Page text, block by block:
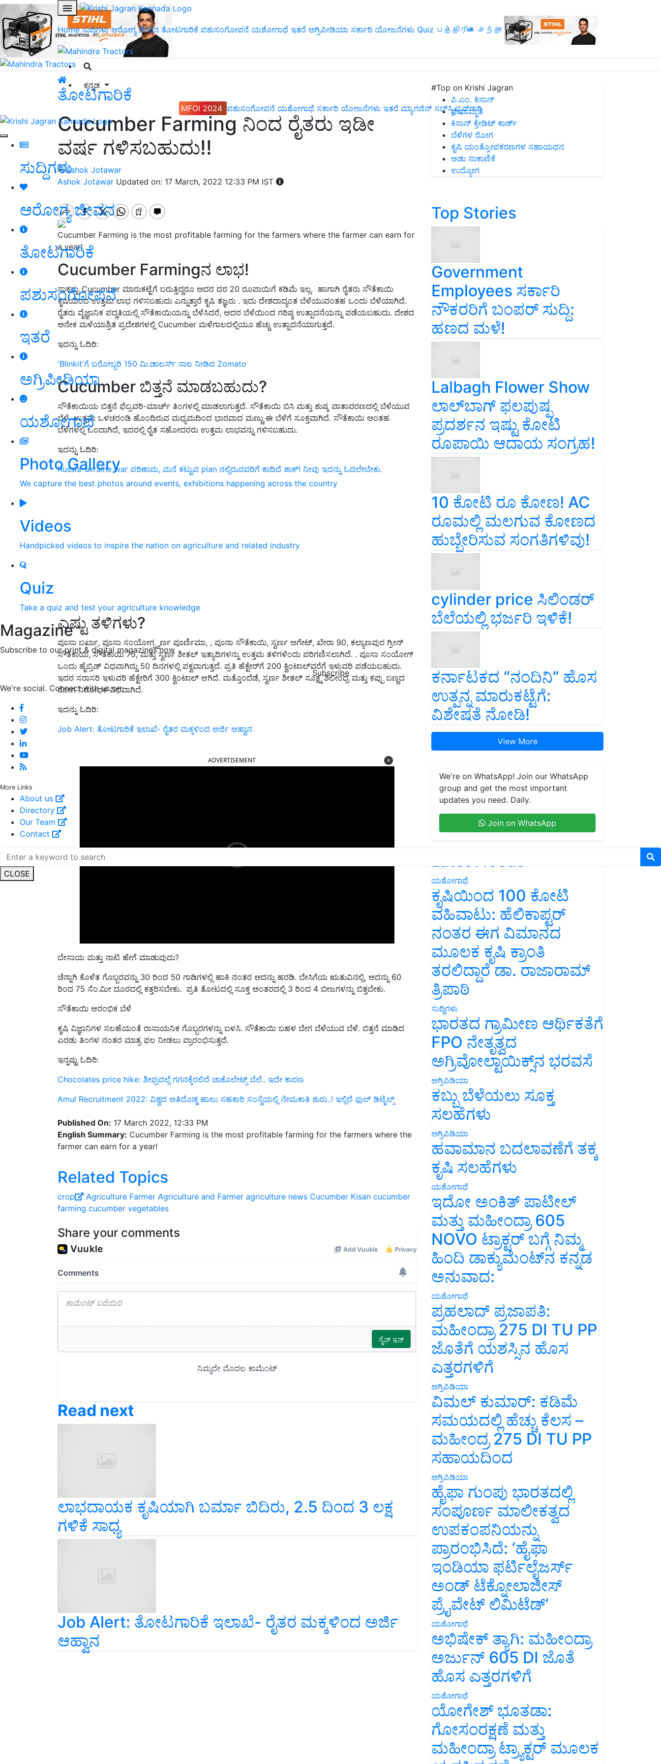
Home ಸುದ್ದಿಗಳು ಆರೋಗ್ಯ ಜೀವನ ತೋಟಗಾರಿಕೆ ಪಶುಸಂಗೋಪನೆ ಯಶೋಗಾಥೆ ಇತರೆ ಅಗ್ರಿಪೀಡಿಯಾ ಸರ್ಕಾರಿ ಯೋಜನೆಗಳು Quiz பத்திரிகை சந்தா
ಕನ್ನಡ
MFOI 2024 ಪಶುಸಂಗೋಪನೆ ಯಶೋಗಾಥೆ ಸರ್ಕಾರಿ ಯೋಜನೆಗಳು ಇತರೆ ಮ್ಯಾಗಜಿನ್‌ ಸಬ್‌ಸ್ಕ್ರಿಪ್ಷನ್‌ಗಾಗಿ
ಸುದ್ದಿಗಳು
ಆರೋಗ್ಯ ಜೀವನ
ತೋಟಗಾರಿಕೆ
ಪಶುಸಂಗೋಪನೆ
ಇತರೆ
ಅಗ್ರಿಪೀಡಿಯಾ
ಯಶೋಗಾಥೆ
Photo Gallery
We capture the best photos around events, exhibitions happening across the country
Videos
Handpicked videos to inspire the nation on agriculture and related industry
Quiz
Take a quiz and test your agriculture knowledge
Magazine
Subscribe to our print & digital magazines now
Subscribe
We're social. Connect with us on:
More Links
About us
Directory
Our Team
Contact
CLOSE
ತೋಟಗಾರಿಕೆ
Cucumber Farming ನಿಂದ ರೈತರು ಇಡೀ
ವರ್ಷ ಗಳಿಸಬಹುದು!!
Ashok Jotawar Updated on: 17 March, 2022 12:33 PM IST
Cucumber Farming is the most profitable farming for the farmers where the farmer can earn for
a year!
Cucumber Farmingನ ಲಾಭ!
ಸಾಕಷ್ಟು Cucumber ಮಾರುಕಟ್ಟೆಗೆ ಬರುತ್ತಿದ್ದರೂ ಅದರ ದರ 20 ರೂಪಾಯಿಗೆ ಕಡಿಮೆ ಇಲ್ಲ. ಹಾಗಾಗಿ ರೈತರು ಸೌತೆಕಾಯಿ
ಕೃಷಿಯಿಂದ ಉತ್ತಮ ಲಾಭ ಗಳಿಸಬಹುದು ಎನ್ನುತ್ತಾರೆ ಕೃಷಿ ತಜ್ಞರು . ಇದು ದೇಶದಾದ್ಯಂತ ಬೆಳೆಯುವಂತಹ ಒಂದು ಬೆಳೆಯಾಗಿದೆ.
ರೈತರು ವೈಜ್ಞಾನಿಕ ಪದ್ಧತಿಯಲ್ಲಿ ಸೌತೆಕಾಯಿಯನ್ನು ಬೆಳೆಸಿದರೆ, ಅದರ ಬೆಳೆಯಿಂದ ಗರಿಷ್ಠ ಉತ್ಪಾದನೆಯನ್ನು ಪಡೆಯಬಹುದು. ದೇಶದ
ಅನೇಕ ಮಳೆಯಾಶ್ರಿತ ಪ್ರದೇಶಗಳಲ್ಲಿ Cucumber ಮಳೆಗಾಲದಲ್ಲಿಯೂ ಹೆಚ್ಚು ಉತ್ಪಾದನೆಯಾಗುತ್ತದೆ.
ಇದನ್ನು ಓದಿರಿ:
ʼBlinkitʼಗೆ ಬರೋಬ್ಬರಿ 150 ಮಿ.ಡಾಲರ್ಸ್‌ ಸಾಲ ನೀಡಿದ Zomato
Cucumber ಬಿತ್ತನೆ ಮಾಡಬಹುದು?
ಸೌತೆಕಾಯಿಯ ಬಿತ್ತನೆ ಫೆಬ್ರವರಿ-ಮಾರ್ಚ್ ತಿಂಗಳಲ್ಲಿ ಮಾಡಲಾಗುತ್ತದೆ. ಸೌತೆಕಾಯಿ ಬಿಸಿ ಮತ್ತು ಶುಷ್ಕ ವಾತಾವರಣದಲ್ಲಿ ಬೆಳೆಯುವ
ಬೆಳೆ. ಉತ್ತಮ ಒಳಚರಂಡಿ ಹೊಂದಿರುವ ಮಧ್ಯಮದಿಂದ ಭಾರವಾದ ಮಣ್ಣು ಈ ಬೆಳೆಗೆ ಸೂಕ್ತವಾಗಿದೆ. ಸೌತೆಕಾಯಿ ಅಂತಹ
ಬೆಳೆಗಳಲ್ಲಿ ಒಂದಾಗಿದೆ, ಇದರಲ್ಲಿ ರೈತ ಸಹೋದರರು ಉತ್ತಮ ಲಾಭವನ್ನು ಗಳಿಸಬಹುದು.
ಇದನ್ನು ಓದಿರಿ:
Russia-ukraine war ಪರಿಣಾಮ, ಮನೆ ಕಟ್ಟುವ plan ನಲ್ಲಿರುವವರಿಗೆ ಕಾದಿದೆ ಶಾಕ್! ನೀವು ಇದನ್ನು ಓದಲೇಬೇಕು.
ಎಷ್ಟು ತಳಿಗಳು?
ಪೂಸಾ ಬರ್ಖಾ, ಪೂಸಾ ಸಂಯೋಗ್ಸ್ವರ್ಣ ಪೂರ್ಣಿಮಾ, , ಪೂನಾ ಸೌತೆಕಾಯಿ, ಸ್ವರ್ಣ ಅಗೇಟ್, ಖೇರಾ 90, ಕಲ್ಯಾಣಪುರ ಗ್ರೀನ್
ಸೌತೆಕಾಯಿ, ಸೌತೆಕಾಯಿ 75, ಮತ್ತು ಸ್ವರ್ಣ ಶೀತಲ್ ಇತ್ಯಾದಿಗಳನ್ನು ಉತ್ತಮ ತಳಿಗಳೆಂದು ಪರಿಗಣಿಸಲಾಗಿದೆ. . ಪೂಸಾ ಸಂಯೋಗ್
ಒಂದು ಹೈಬ್ರಿಡ್ ವಿಧವಾಗಿದ್ದು 50 ದಿನಗಳಲ್ಲಿ ಪಕ್ವವಾಗುತ್ತದೆ. ಪ್ರತಿ ಹೆಕ್ಟೇರ್‌ಗೆ 200 ಕ್ವಿಂಟಾಲ್‌ವರೆಗೆ ಇಳುವರಿ ಪಡೆಯಬಹುದು.
ಇದರ ಸರಾಸರಿ ಇಳುವರಿ ಹೆಕ್ಟೇರಿಗೆ 300 ಕ್ವಿಂಟಾಲ್ ಆಗಿದೆ. ಮತ್ತೊಂದೆಡೆ, ಸ್ವರ್ಣ ಶೀತಲ್ ಸೂಕ್ಷ್ಮ ಶಿಲೀಂಧ್ರ ಮತ್ತು ಕಪ್ಪು ಬಣ್ಣದ
ರೋಗ ನಿರೋಧಕ ವಿಧವಾಗಿದೆ.
ಇದನ್ನು ಓದಿರಿ:
Job Alert: ತೋಟಗಾರಿಕೆ ಇಲಾಖೆ- ರೈತರ ಮಕ್ಕಳಿಂದ ಅರ್ಜಿ ಆಹ್ವಾನ
ಬೇಸಾಯ ಮತ್ತು ನಾಟಿ ಹೇಗೆ ಮಾಡುವುದು?
ಚೆನ್ನಾಗಿ ಕೊಳೆತ ಗೊಬ್ಬರವನ್ನು 30 ರಿಂದ 50 ಗಾಡಿಗಳಲ್ಲಿ ಹಾಕಿ ನಂತರ ಅದನ್ನು ಹರಡಿ. ಬೇಸಿಗೆಯ ಋತುವಿನಲ್ಲಿ, ಅದನ್ನು 60
ರಿಂದ 75 ಸೆಂ.ಮೀ ದೂರದಲ್ಲಿ ಕತ್ತರಿಸಬೇಕು. ಪ್ರತಿ ತೋಟದಲ್ಲಿ ಸೂಕ್ತ ಅಂತರದಲ್ಲಿ 3 ರಿಂದ 4 ಬೀಜಗಳನ್ನು ಬಿತ್ತಬೇಕು.
ಎರಡು ತಿಂಗಳ ನಂತರ ಮಾತ್ರ ಫಲ ನೀಡಲು ಪ್ರಾರಂಭಿಸುತ್ತದೆ.
Chocolates price hike: ಶೀಘ್ರದಲ್ಲೆ ಗಗನಕ್ಕೆರಲಿದೆ ಚಾಕೊಲೇಟ್ಸ್‌ ಬೆಲೆ.. ಇದೇ ಕಾರಣ
Amul Recruitment 2022: ವಿಶ್ವದ ಅತಿದೊಡ್ಡ ಹಾಲು ಸಹಕಾರಿ ಸಂಸ್ಥೆಯಲ್ಲಿ ನೇಮಕಾತಿ ಶುರು..! ಇಲ್ಲಿದೆ ಫುಲ್‌ ಡಿಟೈಲ್ಸ್‌
English Summary:Cucumber Farming is the most profitable farming for the farmers where the
farmer can earn for a year!
Related Topics
crop Agriculture Farmer Agriculture and Farmer
farming cucumber vegetables
ಲಾಭದಾಯಕ ಕೃಷಿಯಾಗಿ ಬರ್ಮಾ ಬಿದಿರು, 2.5 ದಿಂದ 3 ಲಕ್ಷ
ಗಳಿಕೆ ಸಾಧ್ಯ
Job Alert: ತೋಟಗಾರಿಕೆ ಇಲಾಖೆ- ರೈತರ ಮಕ್ಕಳಿಂದ ಅರ್ಜಿ
ಆಹ್ವಾನ
#Top on Krishi Jagran
ಪಿ.ಎಂ. ಕಿಸಾನ್
ಜೀವಾಮೃತ
ಕಿಸಾನ್ ಕ್ರೇಡಿಟ್ ಕಾರ್ಡ್
ಬೆಳೆಗಳ ರೋಗ
ಕೃಷಿ ಯಂತ್ರೋಪಕರಣಗಳ ಸಹಾಯಧನ
ಆಡು ಸಾಕಾಣಿಕೆ
ಉದ್ಯೋಗ
Top Stories
Government
Employees ಸರ್ಕಾರಿ
ನೌಕರರಿಗೆ ಬಂಪರ್‌ ಸುದ್ದಿ:
ಹಣದ ಮಳೆ!
Lalbagh Flower Show
ಲಾಲ್‌ಬಾಗ್ ಫಲಪುಷ್ಪ
ಪ್ರದರ್ಶನ ಇಷ್ಟು ಕೋಟಿ
ರೂಪಾಯಿ ಆದಾಯ ಸಂಗ್ರಹ!
10 ಕೋಟಿ ರೂ ಕೋಣ! AC
ರೂಮಲ್ಲಿ ಮಲಗುವ ಕೋಣದ
ಹುಬ್ಬೇರಿಸುವ ಸಂಗತಿಗಳಿವು!
cylinder price ಸಿಲಿಂಡರ್‌
ಬೆಲೆಯಲ್ಲಿ ಭರ್ಜರಿ ಇಳಿಕೆ!
ಕರ್ನಾಟಕದ “ನಂದಿನಿ” ಹೊಸ
ಉತ್ಪನ್ನ ಮಾರುಕಟ್ಟೆಗೆ:
ವಿಶೇಷತೆ ನೋಡಿ!
View More
We're on WhatsApp! Join our WhatsApp
group and get the most important
updates you need. Daily.
Join on WhatsApp
Latest feeds
ಯಶೋಗಾಥೆ
ಕೃಷಿಯಿಂದ 100 ಕೋಟಿ
ವಹಿವಾಟು: ಹೆಲಿಕಾಪ್ಟರ್
ನಂತರ ಈಗ ವಿಮಾನದ
ಮೂಲಕ ಕೃಷಿ ಕ್ರಾಂತಿ
ತರಲಿದ್ದಾರೆ ಡಾ. ರಾಜಾರಾಮ್
ತ್ರಿಪಾಠಿ
ಸುದ್ದಿಗಳು
ಭಾರತದ ಗ್ರಾಮೀಣ ಆರ್ಥಿಕತೆಗೆ
FPO ನೇತೃತ್ವದ
ಅಗ್ರಿವೋಲ್ಟಾಯಿಕ್ಸ್‌ನ ಭರವಸೆ
ಅಗ್ರಿಪಿಡಿಯಾ
ಕಬ್ಬು ಬೆಳೆಯಲು ಸೂಕ್ತ
ಸಲಹೆಗಳು
ಅಗ್ರಿಪಿಡಿಯಾ
ಹವಾಮಾನ ಬದಲಾವಣೆಗೆ ತಕ್ಕ
ಕೃಷಿ ಸಲಹೆಗಳು
ಯಶೋಗಾಥೆ
ಇದೋ ಅಂಕಿತ್ ಪಾಟೀಲ್
ಮತ್ತು ಮಹೀಂದ್ರಾ 605
NOVO ಟ್ರಾಕ್ಟರ್ ಬಗ್ಗೆ ನಿಮ್ಮ
ಹಿಂದಿ ಡಾಕ್ಯುಮೆಂಟ್‌ನ ಕನ್ನಡ
ಅನುವಾದ:
ಯಶೋಗಾಥೆ
ಪ್ರಹಲಾದ್ ಪ್ರಜಾಪತಿ:
ಮಹೀಂದ್ರಾ 275 DI TU PP
ಜೊತೆಗೆ ಯಶಸ್ಸಿನ ಹೊಸ
ಎತ್ತರಗಳಿಗೆ
ಅಗ್ರಿಪಿಡಿಯಾ
ವಿಮಲ್ ಕುಮಾರ್: ಕಡಿಮೆ
ಸಮಯದಲ್ಲಿ ಹೆಚ್ಚು ಕೆಲಸ –
ಮಹೀಂದ್ರ 275 DI TU PP
ಸಹಾಯದಿಂದ
ಅಗ್ರಿಪಿಡಿಯಾ
ಹೈಫಾ ಗುಂಪು ಭಾರತದಲ್ಲಿ
ಸಂಪೂರ್ಣ ಮಾಲೀಕತ್ವದ
ಉಪಕಂಪನಿಯನ್ನು
ಪ್ರಾರಂಭಿಸಿದೆ: ‘ಹೈಫಾ
ಇಂಡಿಯಾ ಫರ್ಟಿಲೈಜರ್ಸ್
ಅಂಡ್ ಟೆಕ್ನೋಲಾಜೀಸ್
ಪ್ರೈವೇಟ್ ಲಿಮಿಟೆಡ್’
ಯಶೋಗಾಥೆ
ಅಭಿಷೇಕ್ ತ್ಯಾಗಿ: ಮಹೀಂದ್ರಾ
ಅರ್ಜುನ್ 605 DI ಜೊತೆ
ಹೊಸ ಎತ್ತರಗಳಿಗೆ
ಯಶೋಗಾಥೆ
ಯೋಗೇಶ್ ಭೂತಡಾ:
ಗೋಸಂರಕ್ಷಣೆ ಮತ್ತು
ಮಹೀಂದ್ರಾ ಟ್ರ್ಯಾಕ್ಟರ್ ಮೂಲಕ